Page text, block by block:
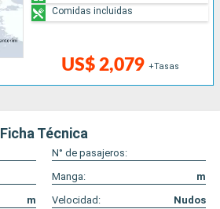
US$ 2,079 +Tasas
Comidas incluidas
Ficha Técnica
N° de pasajeros:
Manga:
m
m Velocidad: Nudos